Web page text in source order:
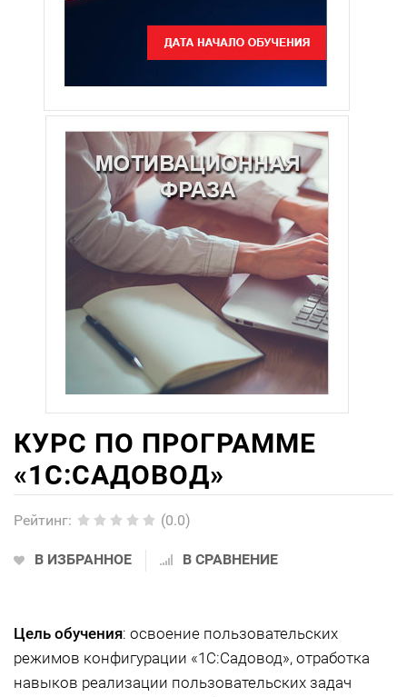
КУРС ПО ПРОГРАММЕ
«1С:САДОВОД»
Рейтинг: (0.0)
В ИЗБРАННОЕ В СРАВНЕНИЕ
Цель обучения: освоение пользовательских
режимов конфигурации «1С:Садовод», отработка
навыков реализации пользовательских задач